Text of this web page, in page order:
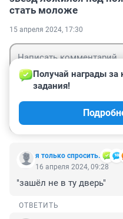
стать моложе
15 апреля 2024, 17:30
я только спросить.
Получай награды за
задания!
16 апреля 2024, 09:28
"зашёл не в ту дверь"
ОТВЕТИТЬ